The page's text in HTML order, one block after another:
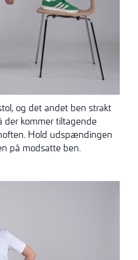
og det andet ben strakt
kommer tiltagende
Hold udspændingen
på modsatte ben.